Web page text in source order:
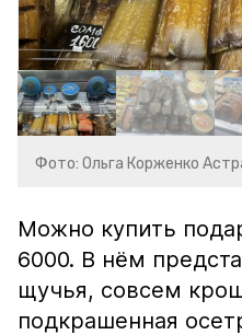
Фото: Ольга Корженко
Можно купить
6000. В нём
щучья, совсем
подкрашенная